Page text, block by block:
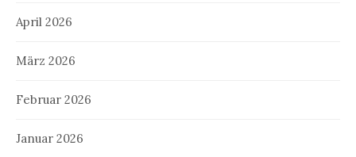
April 2026
März 2026
Februar 2026
Januar 2026